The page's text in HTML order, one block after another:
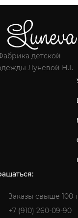
детской
Лунёвой Н.Г.
Заказы свыше 100
+7 (910) 260-09-90